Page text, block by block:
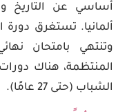
أساسي عن التاريخ
وتنتهي بامتحان
المنتظمة، هناك
الشباب (حتى 27 عامًا).